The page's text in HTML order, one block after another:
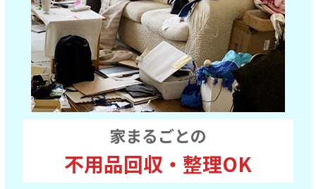
家まるごとの
不用品回収・整理OK